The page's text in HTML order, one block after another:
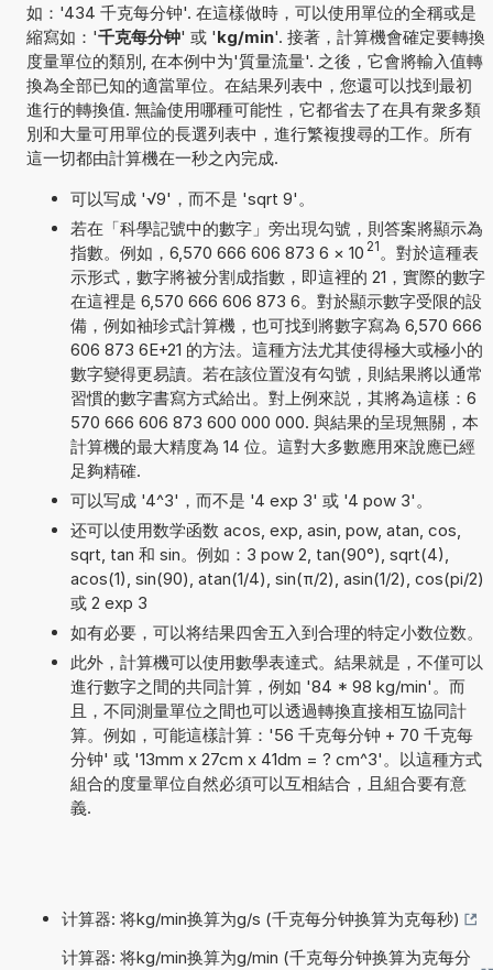
如：'434 千克每分钟'. 在這樣做時，可以使用單位的全稱或是
縮寫如：'千克每分钟' 或 'kg/min'. 接著，計算機會確定要轉換
度量單位的類別, 在本例中为'質量流量'. 之後，它會將輸入值轉
換為全部已知的適當單位。在結果列表中，您還可以找到最初
進行的轉換值. 無論使用哪種可能性，它都省去了在具有衆多類
別和大量可用單位的長選列表中，進行繁複搜尋的工作。所有
這一切都由計算機在一秒之內完成.
可以写成 '√9'，而不是 'sqrt 9'。
若在「科學記號中的數字」旁出現勾號，則答案將顯示為
指數。例如，6,570 666 606 873 6 × 10 21 。對於這種表
示形式，數字將被分割成指數，即這裡的 21，實際的數字
在這裡是 6,570 666 606 873 6。對於顯示數字受限的設
備，例如袖珍式計算機，也可找到將數字寫為 6,570 666
606 873 6E+21 的方法。這種方法尤其使得極大或極小的
數字變得更易讀。若在該位置沒有勾號，則結果將以通常
習慣的數字書寫方式給出。對上例來説，其將為這樣：6
570 666 606 873 600 000 000. 與結果的呈現無關，本
計算機的最大精度為 14 位。這對大多數應用來說應已經
足夠精確.
可以写成 '4^3'，而不是 '4 exp 3' 或 '4 pow 3'。
还可以使用数学函数 acos, exp, asin, pow, atan, cos,
sqrt, tan 和 sin。例如：3 pow 2, tan(90°), sqrt(4),
acos(1), sin(90), atan(1/4), sin(π/2), asin(1/2), cos(pi/2)
或 2 exp 3
如有必要，可以将结果四舍五入到合理的特定小数位数。
此外，計算機可以使用數學表達式。結果就是，不僅可以
進行數字之間的共同計算，例如 '84 * 98 kg/min'。而
且，不同測量單位之間也可以透過轉換直接相互協同計
算。例如，可能這樣計算：'56 千克每分钟 + 70 千克每
分钟' 或 '13mm x 27cm x 41dm = ? cm^3'。以這種方式
組合的度量單位自然必須可以互相結合，且組合要有意
義.
计算器: 将kg/min换算为g/s (千克每分钟换算为克每秒)
计算器: 将kg/min换算为g/min (千克每分钟换算为克每分